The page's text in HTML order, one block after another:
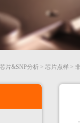
片&SNP分析 > 芯片点样 >